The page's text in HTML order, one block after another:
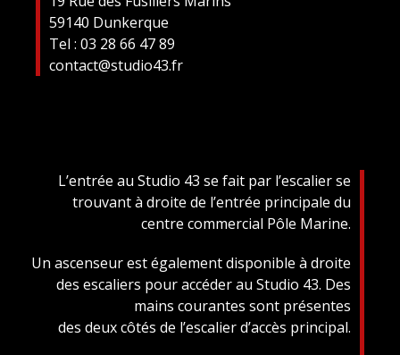
59140 Dunkerque
Tel : 03 28 66 47 89
contact@studio43.fr
L’entrée au Studio 43 se fait par l’escalier se
trouvant à droite de l’entrée principale du
centre commercial Pôle Marine.
Un ascenseur est également disponible à droite
des escaliers pour accéder au Studio 43. Des
mains courantes sont présentes
des deux côtés de l’escalier d’accès principal.